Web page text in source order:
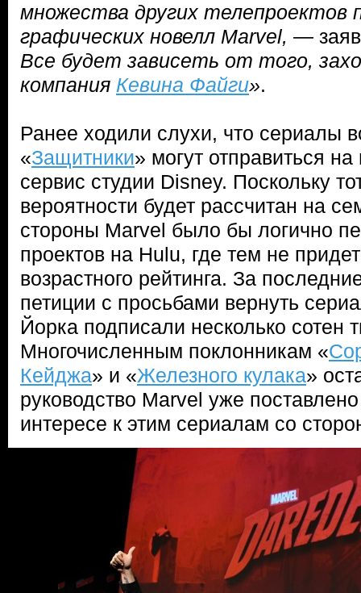
множества других телепроектов
графических новелл Marvel, —
Все будет зависеть от того,
компания Кевина Файги».
Ранее ходили слухи, что сериалы
«Защитники» могут отправиться
сервис студии Disney. Поскольку
вероятности будет рассчитан на
стороны Marvel было бы логично
проектов на Hulu, где тем не
возрастного рейтинга. За
петиции с просьбами вернуть
Йорка подписали несколько сотен
Многочисленным поклонникам «
Кейджа» и «Железного кулака»
руководство Marvel уже
интересе к этим сериалам со